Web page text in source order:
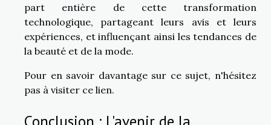
part entière de cette transformation
technologique, partageant leurs avis et leurs
expériences, et influençant ainsi les tendances de
la beauté et de la mode.
Pour en savoir davantage sur ce sujet, n'hésitez
pas à visiter ce lien.